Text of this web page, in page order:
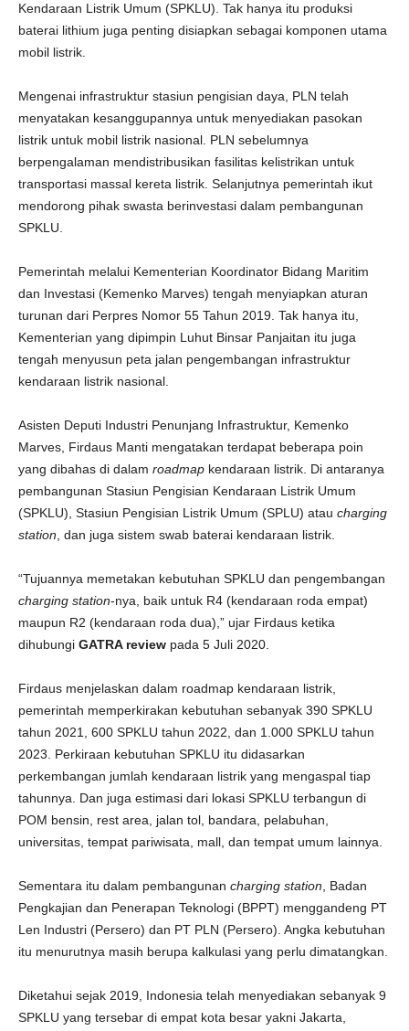
Kendaraan Listrik Umum (SPKLU). Tak hanya itu produksi
baterai lithium juga penting disiapkan sebagai komponen utama
mobil listrik.
Mengenai infrastruktur stasiun pengisian daya, PLN telah
menyatakan kesanggupannya untuk menyediakan pasokan
listrik untuk mobil listrik nasional. PLN sebelumnya
berpengalaman mendistribusikan fasilitas kelistrikan untuk
transportasi massal kereta listrik. Selanjutnya pemerintah ikut
mendorong pihak swasta berinvestasi dalam pembangunan
SPKLU.
Pemerintah melalui Kementerian Koordinator Bidang Maritim
dan Investasi (Kemenko Marves) tengah menyiapkan aturan
turunan dari Perpres Nomor 55 Tahun 2019. Tak hanya itu,
Kementerian yang dipimpin Luhut Binsar Panjaitan itu juga
tengah menyusun peta jalan pengembangan infrastruktur
kendaraan listrik nasional.
Asisten Deputi Industri Penunjang Infrastruktur, Kemenko
Marves, Firdaus Manti mengatakan terdapat beberapa poin
yang dibahas di dalam roadmap kendaraan listrik. Di antaranya
pembangunan Stasiun Pengisian Kendaraan Listrik Umum
(SPKLU), Stasiun Pengisian Listrik Umum (SPLU) atau charging
station , dan juga sistem swab baterai kendaraan listrik.
“Tujuannya memetakan kebutuhan SPKLU dan pengembangan
charging station-nya, baik untuk R4 (kendaraan roda empat)
maupun R2 (kendaraan roda dua),” ujar Firdaus ketika
dihubungi GATRA review pada 5 Juli 2020.
Firdaus menjelaskan dalam roadmap kendaraan listrik,
pemerintah memperkirakan kebutuhan sebanyak 390 SPKLU
tahun 2021, 600 SPKLU tahun 2022, dan 1.000 SPKLU tahun
2023. Perkiraan kebutuhan SPKLU itu didasarkan
perkembangan jumlah kendaraan listrik yang mengaspal tiap
tahunnya. Dan juga estimasi dari lokasi SPKLU terbangun di
POM bensin, rest area, jalan tol, bandara, pelabuhan,
universitas, tempat pariwisata, mall, dan tempat umum lainnya.
Sementara itu dalam pembangunan charging station , Badan
Pengkajian dan Penerapan Teknologi (BPPT) menggandeng PT
Len Industri (Persero) dan PT PLN (Persero). Angka kebutuhan
itu menurutnya masih berupa kalkulasi yang perlu dimatangkan.
Diketahui sejak 2019, Indonesia telah menyediakan sebanyak 9
SPKLU yang tersebar di empat kota besar yakni Jakarta,